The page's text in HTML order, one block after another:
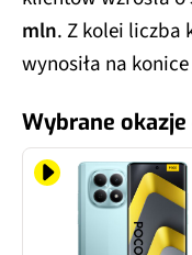
mln. Z kolei liczba
wynosiła na
Wybrane okazje